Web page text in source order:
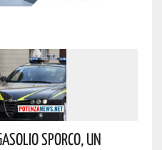
Sporco, Un